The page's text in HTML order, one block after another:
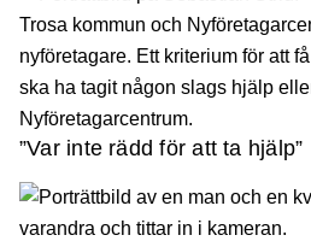
Trosa kommun och
nyföretagare. Ett kriterium för att
ska ha tagit någon slags hjälp
Nyföretagarcentrum.
”Var inte rädd för att ta hjälp”